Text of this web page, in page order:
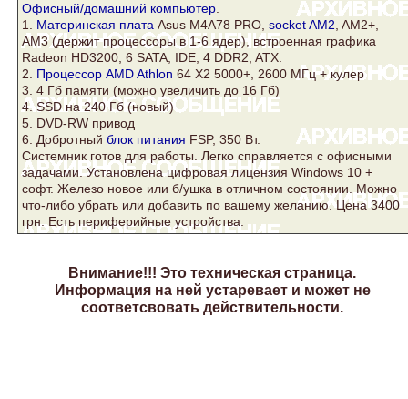
Офисный/домашний компьютер
1. Материнская плата Asus M4A78 PRO, socket AM2 , AM2+,
AM3 (держит процессоры в 1-6 ядер), встроенная графика
Radeon HD3200, 6 SATA, IDE, 4 DDR2 , ATX.
2. Процессор AMD Athlon 64 Х2 5000+, 2600 МГц +кулер
3. 4 Гб памяти (можно увеличить до 16 Гб)
4. SSD на 240 Гб (новый)
5. DVD-RW привод
6. Добротный блок питания FSP, 350 Вт.
Системник готов для работы. Легко справляется с офисными
задачами. Установлена цифровая лицензия Windows 10 +
софт. Железо новое или б/ушка в отличном состоянии. Можно
что-либо убрать или добавить по вашему желанию. Цена 3400
грн. Есть периферийные устройства.
Внимание!!! Это техническая страница.
Информация на ней устаревает и может не
соответсвовать действительности.